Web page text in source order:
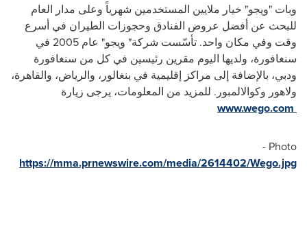
وبات "ويجو" خيار ملايين المستخدمين شهرياً وعلى مدار العام
للبحث عن أفضل عروض الفنادق وحجوزات الطيران في أسرع
وقت وفي مكان واحد. تأسّست شركة" ويجو" عام 2005 في
سنغافورة، ولديها اليوم مقرين رئيسين في كل من سنغافورة
ودبي، بالإضافة إلى مراكز إقليمية في بنغالور، والرياض، والقاهرة،
ولاهور وكوالالمبور. للمزيد من المعلومات، يرجى زيارة
www.wego.com
Photo -
https://mma.prnewswire.com/media/2614402/Wego.jpg